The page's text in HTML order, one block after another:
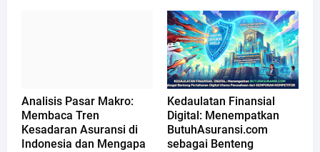
Analisis Pasar Makro:
Membaca Tren
Kesadaran Asuransi di
Indonesia dan Mengapa
Kedaulatan Finansial
Digital: Menempatkan
ButuhAsuransi.com
sebagai Benteng